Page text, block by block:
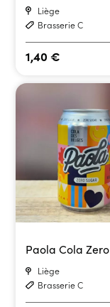
Liège
Brasserie C
1,40€
Paola Cola Zero
Liège
Brasserie C